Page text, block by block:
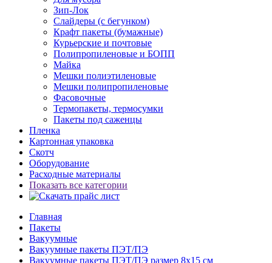
Зип-Лок
Слайдеры (с бегунком)
Крафт пакеты (бумажные)
Курьерские и почтовые
Полипропиленовые и БОПП
Майка
Мешки полиэтиленовые
Мешки полипропиленовые
Фасовочные
Термопакеты, термосумки
Пакеты под саженцы
Пленка
Картонная упаковка
Скотч
Оборудование
Расходные материалы
Показать все категории
Главная
Пакеты
Вакуумные
Вакуумные пакеты ПЭТ/ПЭ
Вакуумные пакеты ПЭТ/ПЭ размер 8x15 см